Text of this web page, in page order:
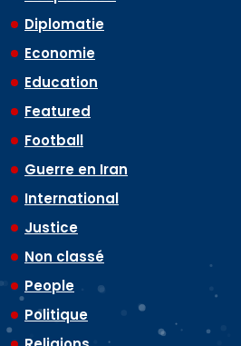
Diplomatie
Economie
Education
Featured
Football
Guerre en Iran
International
Justice
Non classé
People
Politique